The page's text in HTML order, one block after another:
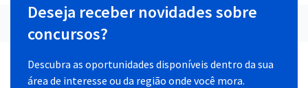
Deseja receber novidades sobre
concursos?
Descubra as oportunidades disponíveis dentro da sua
área de interesse ou da região onde você mora.